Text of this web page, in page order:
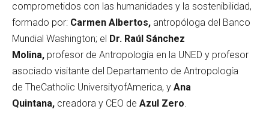
comprometidos con las humanidades y la sostenibilidad,
formado por: Carmen Albertos, antropóloga del Banco
Mundial Washington; el Dr. Raúl Sánchez
Molina, profesor de Antropología en la UNED y profesor
asociado visitante del Departamento de Antropología
de TheCatholic UniversityofAmerica, y Ana
Quintana, creadora y CEO de Azul Zero.